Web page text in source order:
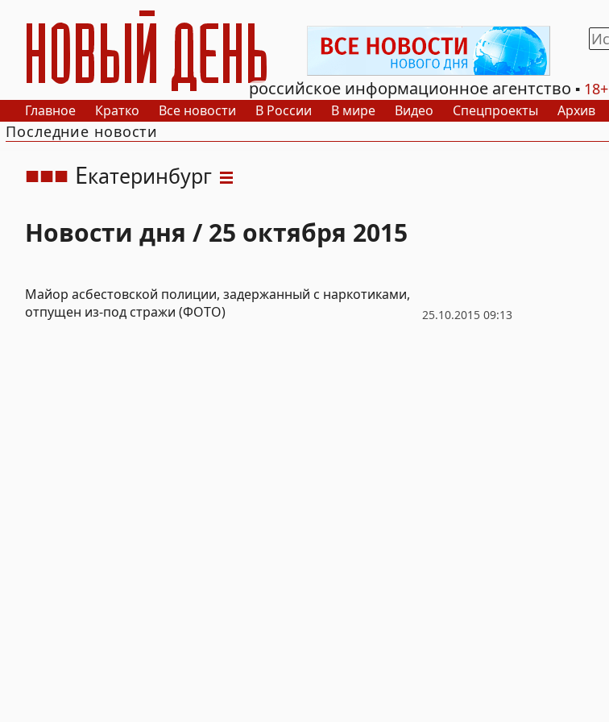
РИА Новый День
российское информационное агентство
18+
Главное Кратко Все новости В России В мире Видео Спецпроекты Архив
Последние новости
Екатеринбург
Новости дня / 25 октября 2015
25.10.2015 09:13
Майор асбестовской полиции, задержанный с наркотиками,
отпущен из-под стражи (ФОТО)